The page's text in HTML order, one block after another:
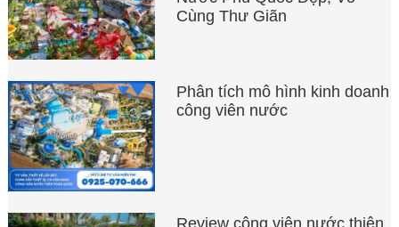
Cùng Thư Giãn
Phân tích mô hình kinh doanh
công viên nước